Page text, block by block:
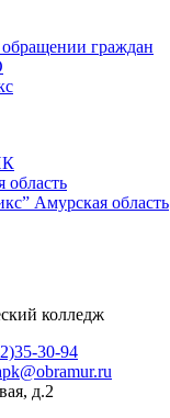
граждан
Амурская область
колледж
30-94
д.2